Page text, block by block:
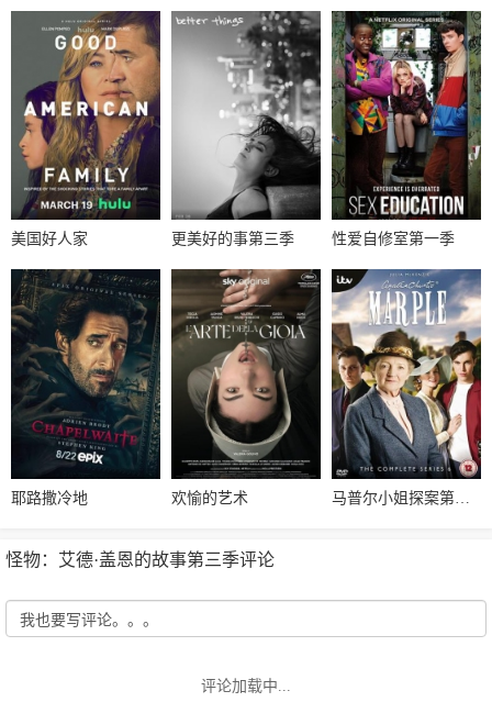
美国好人家 更美好的事第三季 性爱自修室第一季
耶路撒冷地 欢愉的艺术 马普尔小姐探案第六季
怪物：艾德·盖恩的故事第三季评论
评论加载中...